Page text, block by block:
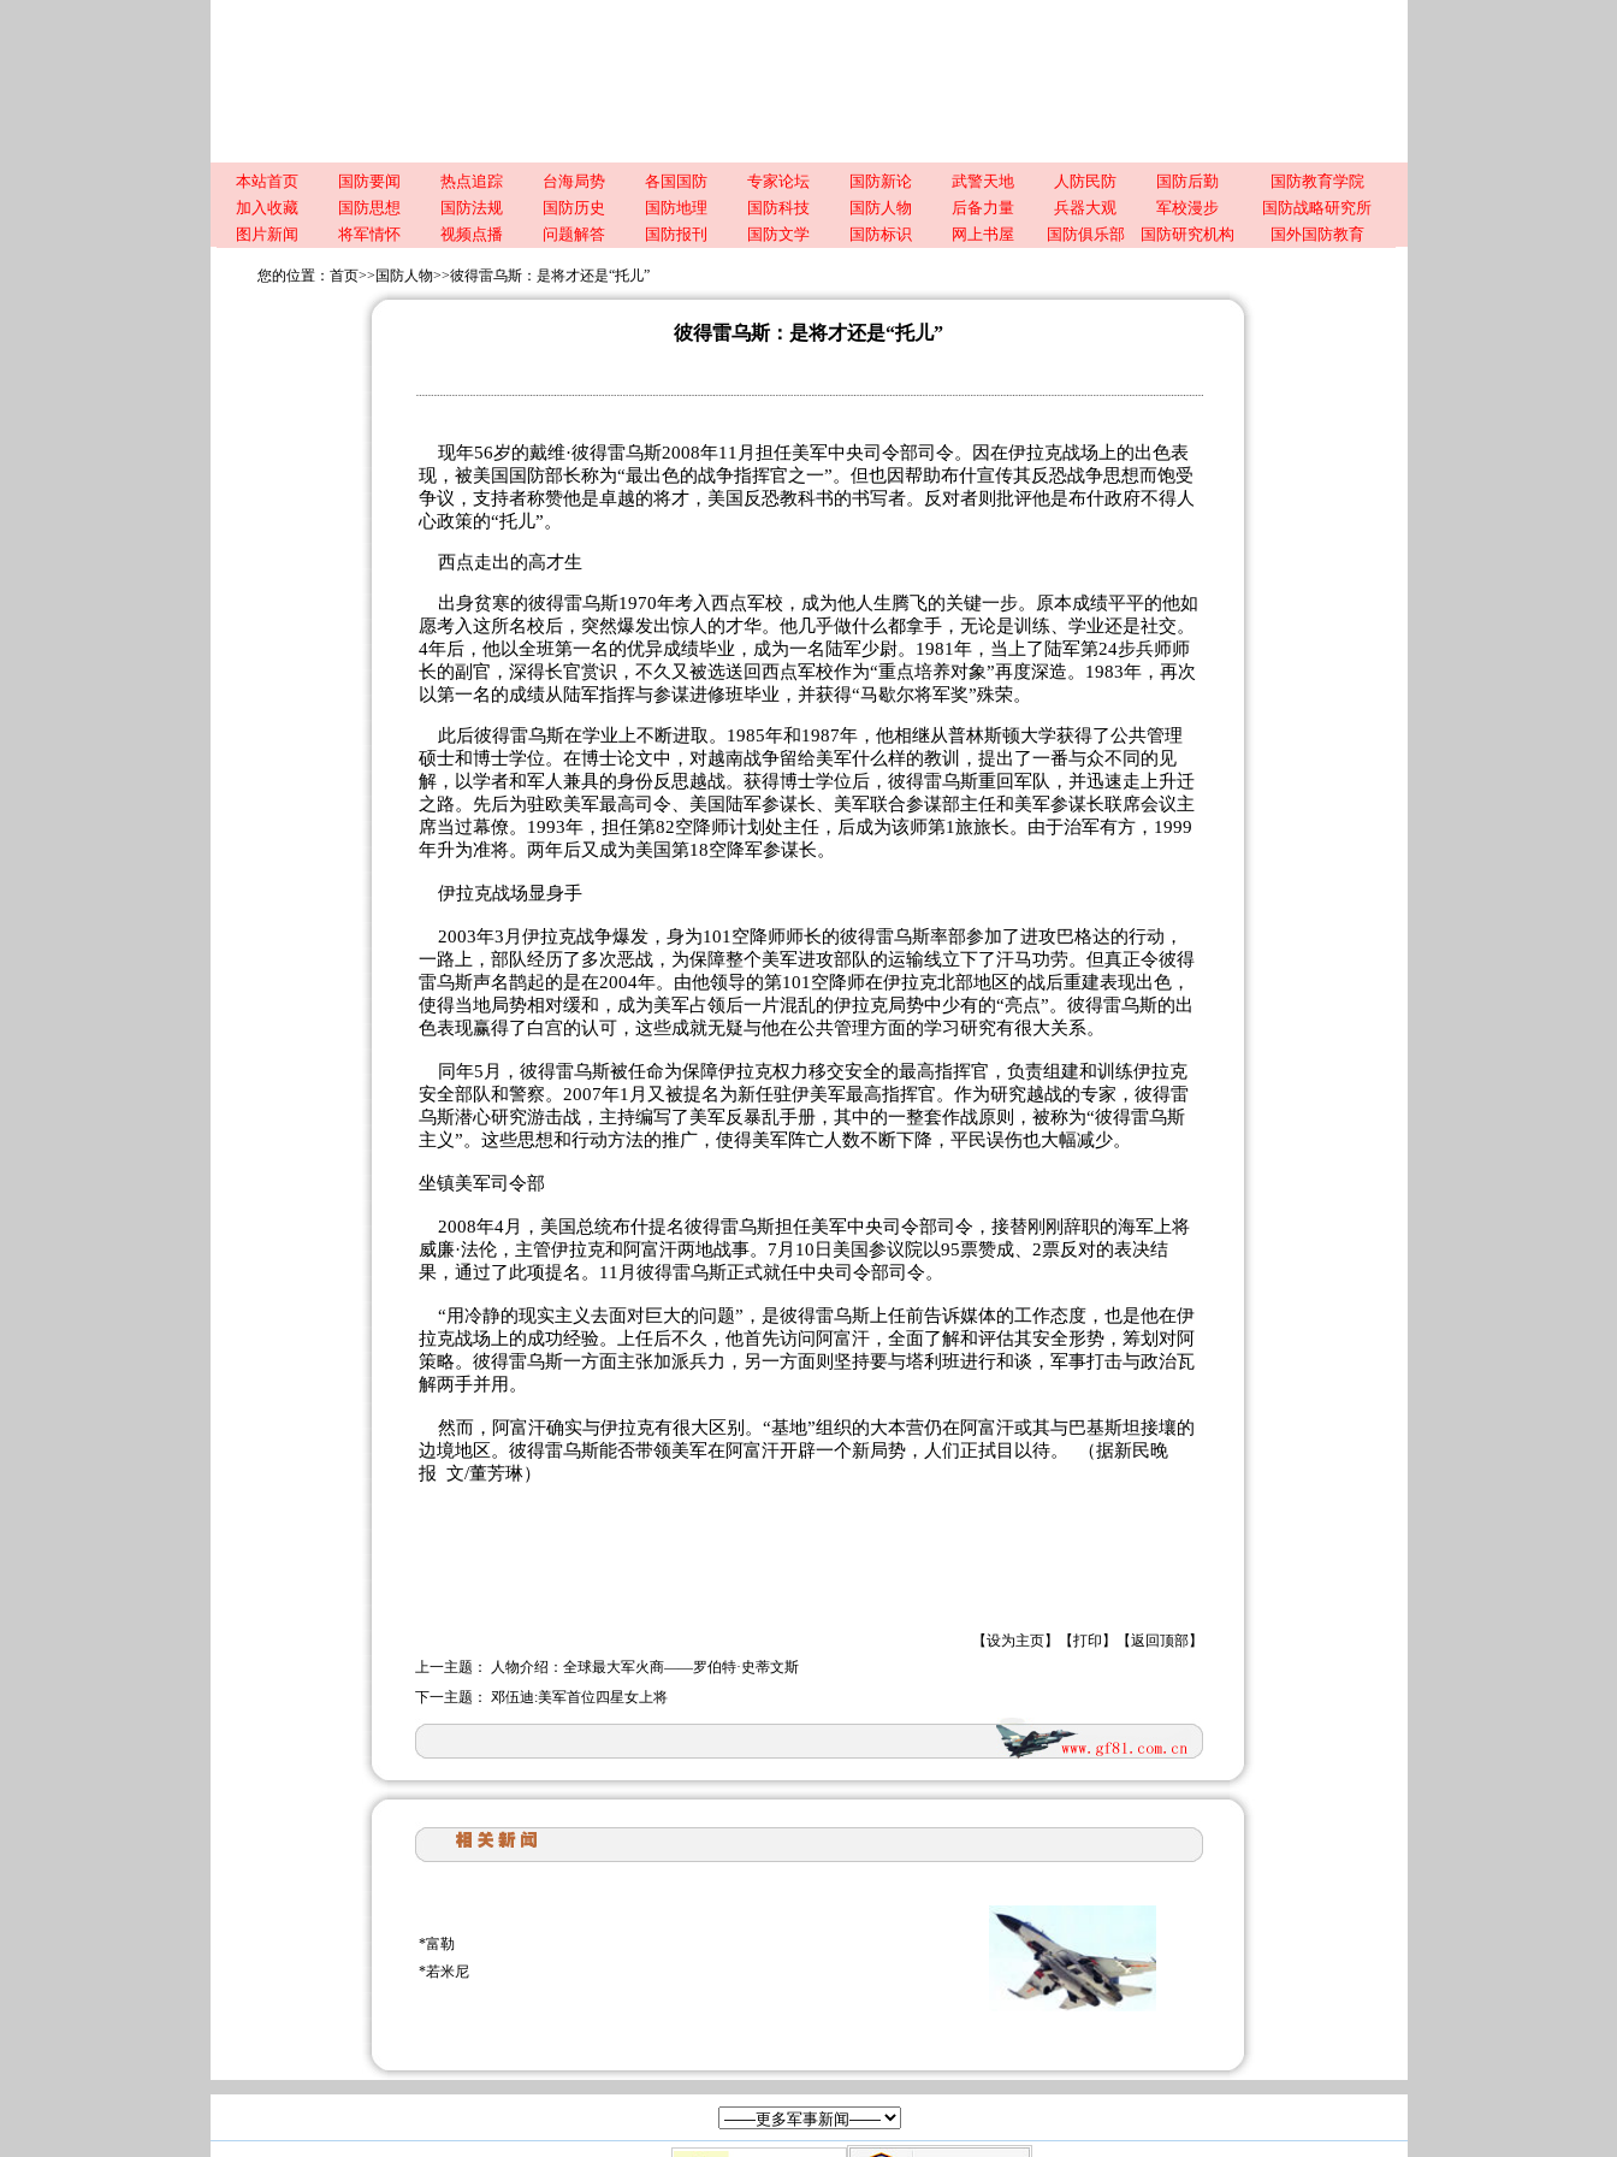
本站首页 国防要闻 热点追踪 台海局势 各国国防 专家论坛 国防新论 武警天地 人防民防 国防后勤
国防教育学院
加入收藏
国防思想 国防法规 国防历史 国防地理 国防科技 国防人物 后备力量 兵器大观 军校漫步
国防战略研究所
图片新闻
将军情怀 视频点播 问题解答 国防报刊 国防文学 国防标识 网上书屋 国防俱乐部 国防研究机构 国外国防教育
您的位置： 首页>> 国防人物>>彼得雷乌斯：是将才还是“托儿”
彼得雷乌斯：是将才还是“托儿”
现年56岁的戴维·彼得雷乌斯2008年11月担任美军中央司令部司令。因在伊拉克战场上的出色表
现，被美国国防部长称为“最出色的战争指挥官之一”。但也因帮助布什宣传其反恐战争思想而饱受
争议，支持者称赞他是卓越的将才，美国反恐教科书的书写者。反对者则批评他是布什政府不得人
心政策的“托儿”。
西点走出的高才生
出身贫寒的彼得雷乌斯1970年考入西点军校，成为他人生腾飞的关键一步。原本成绩平平的他如
愿考入这所名校后，突然爆发出惊人的才华。他几乎做什么都拿手，无论是训练、学业还是社交。
4年后，他以全班第一名的优异成绩毕业，成为一名陆军少尉。1981年，当上了陆军第24步兵师师
长的副官，深得长官赏识，不久又被选送回西点军校作为“重点培养对象”再度深造。1983年，再次
以第一名的成绩从陆军指挥与参谋进修班毕业，并获得“马歇尔将军奖”殊荣。
此后彼得雷乌斯在学业上不断进取。1985年和1987年，他相继从普林斯顿大学获得了公共管理
硕士和博士学位。在博士论文中，对越南战争留给美军什么样的教训，提出了一番与众不同的见
解，以学者和军人兼具的身份反思越战。获得博士学位后，彼得雷乌斯重回军队，并迅速走上升迁
之路。先后为驻欧美军最高司令、美国陆军参谋长、美军联合参谋部主任和美军参谋长联席会议主
席当过幕僚。1993年，担任第82空降师计划处主任，后成为该师第1旅旅长。由于治军有方，1999
年升为准将。两年后又成为美国第18空降军参谋长。
伊拉克战场显身手
2003年3月伊拉克战争爆发，身为101空降师师长的彼得雷乌斯率部参加了进攻巴格达的行动，
一路上，部队经历了多次恶战，为保障整个美军进攻部队的运输线立下了汗马功劳。但真正令彼得
雷乌斯声名鹊起的是在2004年。由他领导的第101空降师在伊拉克北部地区的战后重建表现出色，
使得当地局势相对缓和，成为美军占领后一片混乱的伊拉克局势中少有的“亮点”。彼得雷乌斯的出
色表现赢得了白宫的认可，这些成就无疑与他在公共管理方面的学习研究有很大关系。
同年5月，彼得雷乌斯被任命为保障伊拉克权力移交安全的最高指挥官，负责组建和训练伊拉克
安全部队和警察。2007年1月又被提名为新任驻伊美军最高指挥官。作为研究越战的专家，彼得雷
乌斯潜心研究游击战，主持编写了美军反暴乱手册，其中的一整套作战原则，被称为“彼得雷乌斯
主义”。这些思想和行动方法的推广，使得美军阵亡人数不断下降，平民误伤也大幅减少。
坐镇美军司令部
2008年4月，美国总统布什提名彼得雷乌斯担任美军中央司令部司令，接替刚刚辞职的海军上将
威廉·法伦，主管伊拉克和阿富汗两地战事。7月10日美国参议院以95票赞成、2票反对的表决结
果，通过了此项提名。11月彼得雷乌斯正式就任中央司令部司令。
“用冷静的现实主义去面对巨大的问题”，是彼得雷乌斯上任前告诉媒体的工作态度，也是他在伊
拉克战场上的成功经验。上任后不久，他首先访问阿富汗，全面了解和评估其安全形势，筹划对阿
策略。彼得雷乌斯一方面主张加派兵力，另一方面则坚持要与塔利班进行和谈，军事打击与政治瓦
解两手并用。
然而，阿富汗确实与伊拉克有很大区别。“基地”组织的大本营仍在阿富汗或其与巴基斯坦接壤的
边境地区。彼得雷乌斯能否带领美军在阿富汗开辟一个新局势，人们正拭目以待。 （据新民晚
报 文/董芳琳）
【设为主页】【打印 】【返回顶部】
上一主题：
人物介绍：全球最大军火商――罗伯特·史蒂文斯
下一主题： 邓伍迪:美军首位四星女上将
*富勒
*若米尼